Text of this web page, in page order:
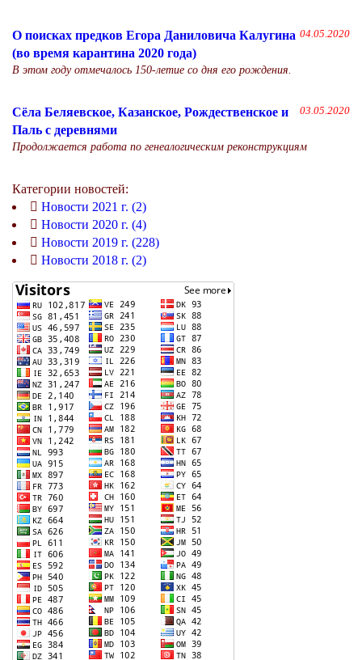
04.05.2020
О поисках предков Егора Даниловича Калугина
(во время карантина 2020 года)
В этом году отмечалось 150-летие со дня его рождения.
03.05.2020
Сёла Беляевское, Казанское, Рождественское и
Паль с деревнями
Продолжается работа по генеалогическим реконструкциям
Категории новостей:
Новости 2021 г. (2)
Новости 2020 г. (4)
Новости 2019 г. (228)
Новости 2018 г. (2)